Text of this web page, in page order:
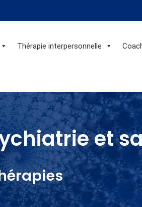
Thérapie interpersonnelle
et